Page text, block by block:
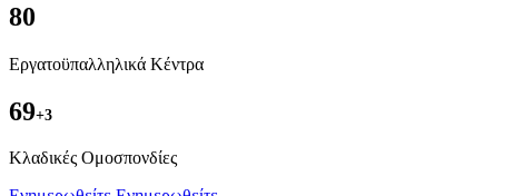
80
Εργατοϋπαλληλικά Κέντρα
69+3
Kλαδικές Ομοσπονδίες